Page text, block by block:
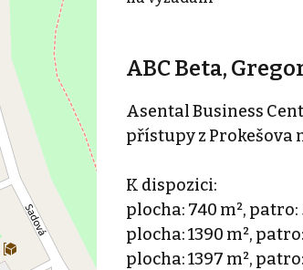
ABC Beta,
Asental Business
přístupy z Prokešova
K dispozici:
plocha: 740 m², patro:
plocha: 1390 m²,
plocha: 1397 m²,